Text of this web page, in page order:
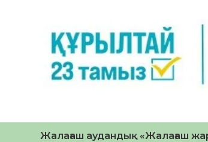
Жалағаш аудандық «Жалағаш